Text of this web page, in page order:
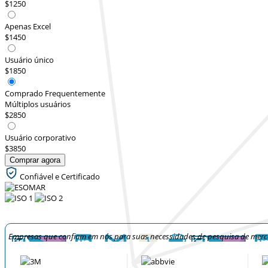
$1250
Apenas Excel
$1450
Usuário único
$1850
Comprado Frequentemente
Múltiplos usuários
$2850
Usuário corporativo
$3850
Comprar agora
Confiável e Certificado
Empresas que confiam em nós para suas necessidades de pesquisa de